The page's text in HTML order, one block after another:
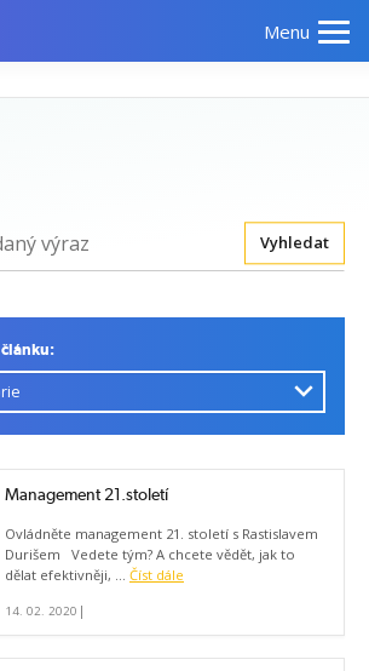
Menu
Vyhledat
Management 21.století
Ovládněte management 21. století s Rastislavem
Durišem Vedete tým? A chcete vědět, jak to
dělat efektivněji, ... Číst dále
14. 02. 2020 |